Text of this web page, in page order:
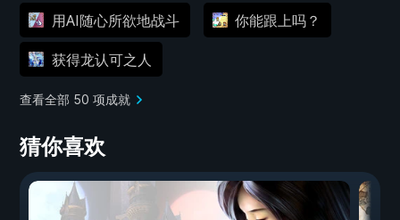
用AI随心所欲地战斗 你能跟上吗？
获得龙认可之人
查看全部 50 项成就
猜你喜欢